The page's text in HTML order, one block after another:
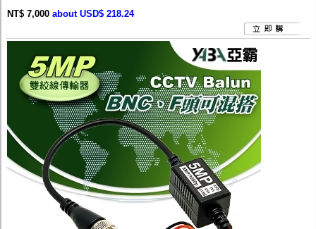
NT$ 7,000 about USD$ 218.24